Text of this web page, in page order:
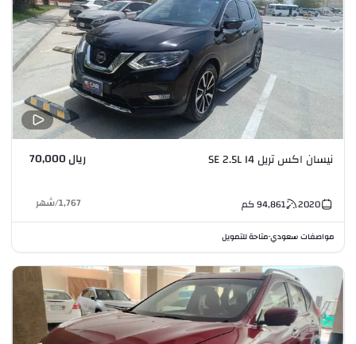
نيسان اكس تريل SE 2.5L I4 ريال 70,000
2020
94,861كم 1,767
/شهر
مواصفات سعودي•متاحة للتمويل